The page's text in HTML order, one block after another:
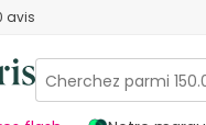
avis